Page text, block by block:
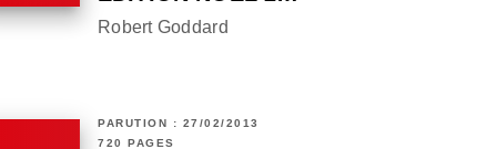
Robert Goddard
PARUTION : 27/02/2013
720 PAGES